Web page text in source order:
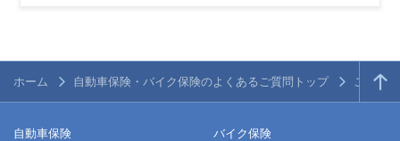
ホーム 自動車保険・バイク保険のよくあるご質問トップ ご契約
自動車保険 バイク保険